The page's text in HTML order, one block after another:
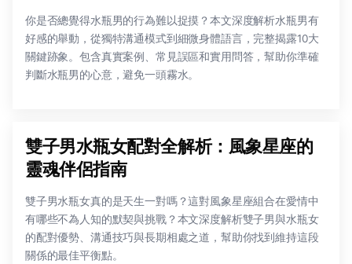
你是否總覺得水瓶男的行為難以捉摸？本文深度解析水瓶男有
好感的舉動，從獨特溝通模式到細微身體語言，完整揭露10大
關鍵跡象。包含真實案例、常見誤區和實用問答，幫助你準確
判斷水瓶男的心意，避免一頭霧水。
雙子男水瓶女配對全解析：風象星座的
靈魂伴侶指南
雙子男水瓶女真的是天生一對嗎？這對風象星座組合在愛情中
有哪些不為人知的默契與挑戰？本文深度解析雙子男與水瓶女
的配對優勢、溝通技巧與長期相處之道，幫助你找到維持這段
關係的最佳平衡點。